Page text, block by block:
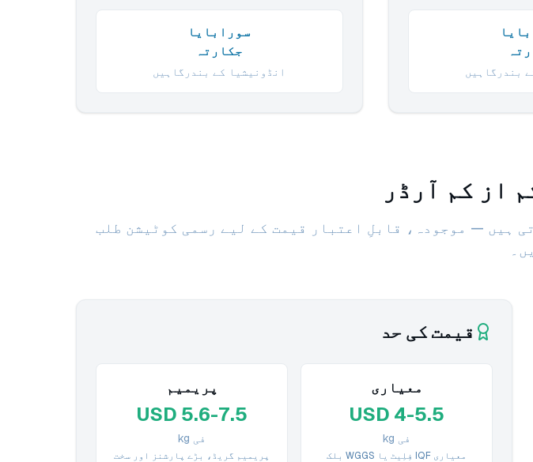
بندرگاہیں
سورابایا
جکارتہ
انڈونیشیا کے بندرگاہیں
از کم آرڈر
ہیں — موجودہ، قابلِ اعتبار قیمت کے لیے رسمی کوٹیشن طلب
قیمت کی حد
معیاری
USD 4-5.5
فی kg
معیاری IQF فِلِیٹ یا WGGS بلک
پریمیم
USD 5.6-7.5
فی kg
پریمیم گریڈ، بڑے پارشنز اور سخت